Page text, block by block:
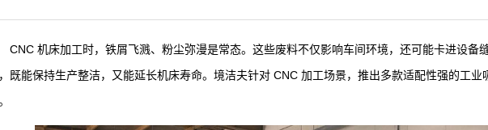
CNC 机床加工时，铁屑飞溅、粉尘弥漫是常态。这些废料不仅影响车间环境，还可能卡进设备
既能保持生产整洁，又能延长机床寿命。境洁夫针对 CNC 加工场景，推出多款适配性强的工